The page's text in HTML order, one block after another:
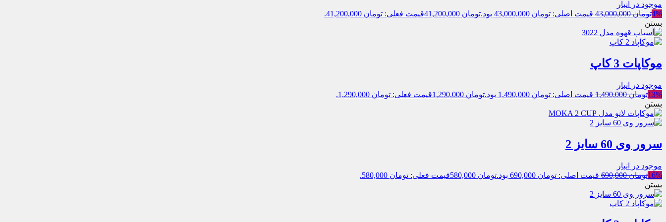
موجود در انبار
4%تومان43,000,000 قیمت اصلی: تومان 43,000,000 بود. تومان
قیمت فعلی: تومان 41,200,000.
بستن
موکاپات 3 کاپ
موجود در انبار
13%تومان1,490,000 قیمت اصلی: تومان 1,490,000 بود. تومان
قیمت فعلی: تومان 1,290,000.
بستن
سرور وی 60 سایز 2
موجود در انبار
16%تومان690,000 قیمت اصلی: تومان 690,000 بود. تومان
قیمت فعلی: تومان 580,000.
بستن